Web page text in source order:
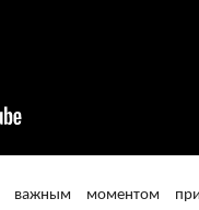
важным моментом